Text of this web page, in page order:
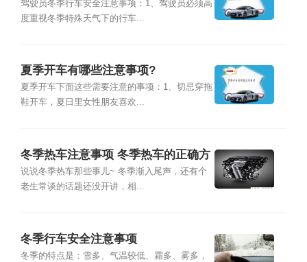
驾驶员冬季行车安全注意事项：1、驾驶员必须高
度重视冬季特殊天气下的行车...
夏季开车有哪些注意事项?
夏季开车下面这些需要注意的事项：1、切忌穿拖
鞋开车，夏日里女性朋友喜欢...
冬季热车注意事项 冬季热车的正确方
法
说说冬季热车那些事儿~ 冬季渐入尾声，还有个
老生常谈的话题还没开讲，相...
冬季行车安全注意事项
冬季的特点是：雪多、气温较低、霜多、雾多，